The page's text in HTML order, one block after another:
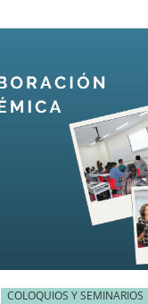
COLOQUIOS Y SEMINARIOS